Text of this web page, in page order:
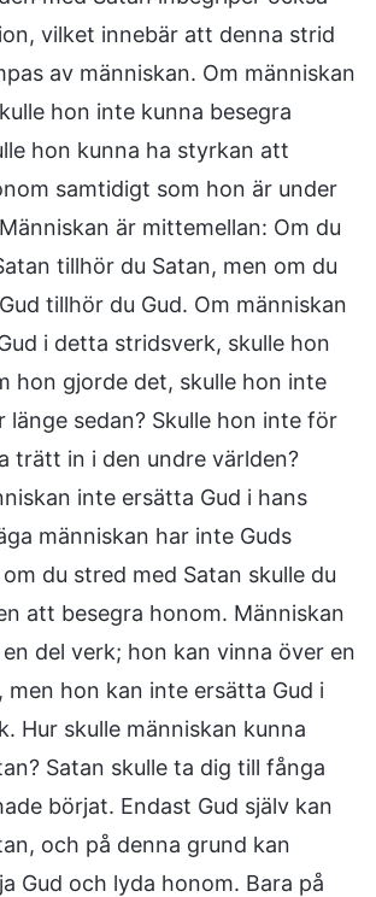
vilket innebär att denna strid
av människan. Om människan
hon inte kunna besegra
hon kunna ha styrkan att
samtidigt som hon är under
är mittemellan: Om du
tillhör du Satan, men om du
tillhör du Gud. Om människan
i detta stridsverk, skulle hon
hon gjorde det, skulle hon inte
sedan? Skulle hon inte för
trätt in i den undre världen?
inte ersätta Gud i hans
människan har inte Guds
du stred med Satan skulle du
att besegra honom. Människan
del verk; hon kan vinna över en
men hon kan inte ersätta Gud i
Hur skulle människan kunna
Satan skulle ta dig till fånga
börjat. Endast Gud själv kan
och på denna grund kan
Gud och lyda honom. Bara på